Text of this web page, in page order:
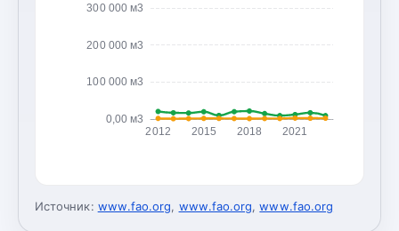
0,00 м3
100 000 м3
200 000 м3
300 000 м3
2012 2015 2018 2021
Источник: www.fao.org, www.fao.org,www.fao.org